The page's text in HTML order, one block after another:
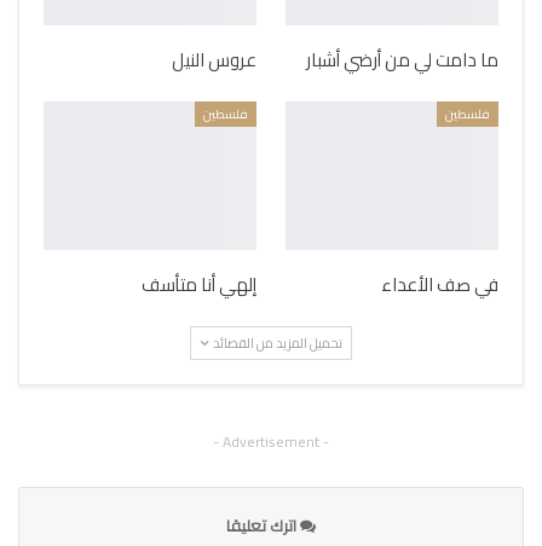
ما دامت لي من أرضي أشبار عروس النيل
فلسطين
في صف الأعداء
فلسطين
إلهي أنا متأسف
تحميل المزيد من القصائد
- Advertisement -
اترك تعليقا